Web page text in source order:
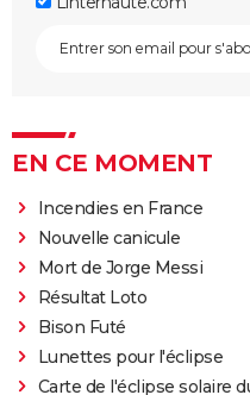
EN CE MOMENT
Incendies en France
Nouvelle canicule
Mort de Jorge Messi
Résultat Loto
Bison Futé
Lunettes pour l'éclipse
Carte de l'éclipse solaire